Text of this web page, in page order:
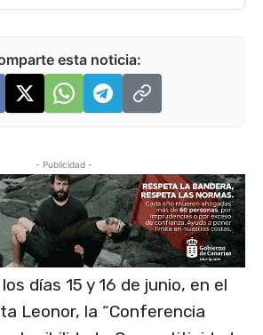
esta noticia:
- Publicidad -
días 15 y 16 de junio, en el
Leonor, la “Conferencia